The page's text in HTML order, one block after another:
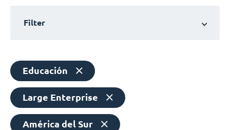
Filter
Educación
Large Enterprise
América del Sur